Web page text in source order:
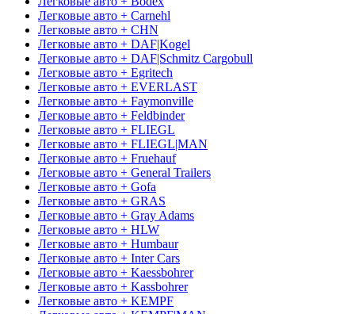
Легковые авто + Carnehl
Легковые авто + CHN
Легковые авто + DAF|Kogel
Легковые авто + DAF|Schmitz Cargobull
Легковые авто + Egritech
Легковые авто + EVERLAST
Легковые авто + Faymonville
Легковые авто + Feldbinder
Легковые авто + FLIEGL
Легковые авто + FLIEGL|MAN
Легковые авто + Fruehauf
Легковые авто + General Trailers
Легковые авто + Gofa
Легковые авто + GRAS
Легковые авто + Gray Adams
Легковые авто + HLW
Легковые авто + Humbaur
Легковые авто + Inter Cars
Легковые авто + Kaessbohrer
Легковые авто + Kassbohrer
Легковые авто + KEMPF